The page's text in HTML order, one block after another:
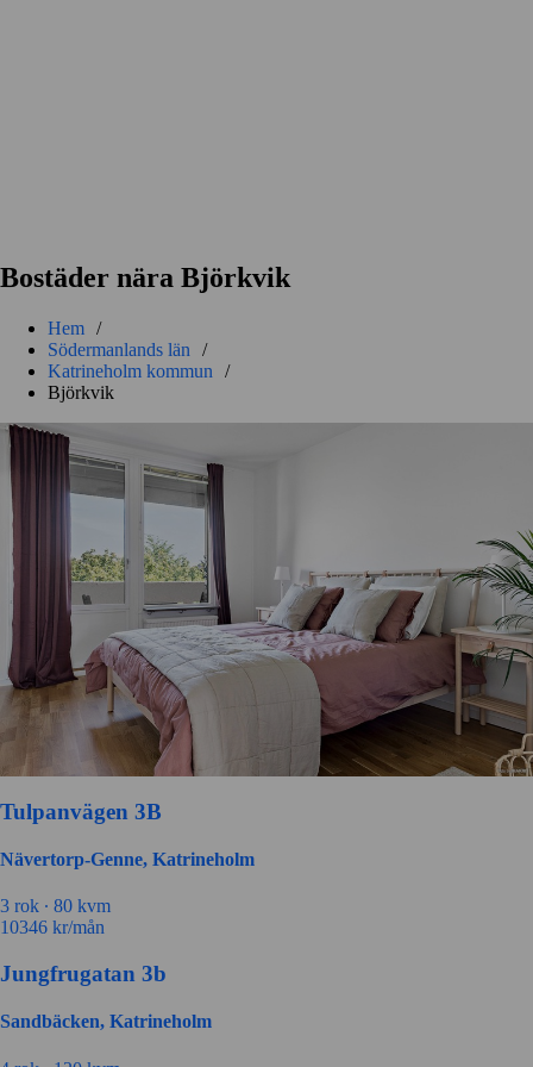
Bostäder nära Björkvik
Hem /
Södermanlands län
/
Katrineholm kommun
/
Björkvik
Tulpanvägen 3B
Nävertorp-Genne, Katrineholm
3 rok ∙ 80 kvm
10346 kr/mån
Jungfrugatan 3b
Sandbäcken, Katrineholm